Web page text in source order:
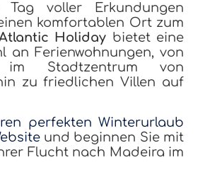
Tag voller Erkundungen
komfortablen Ort zum
Holiday bietet eine
an Ferienwohnungen, von
im Stadtzentrum von
zu friedlichen Villen auf
perfekten Winterurlaub
und beginnen Sie mit
Flucht nach Madeira im